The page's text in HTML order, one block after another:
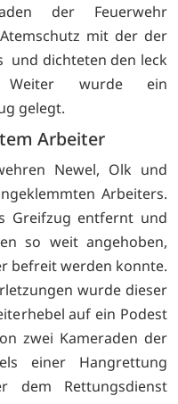
der Feuerwehr
mit der der
und dichteten den leck
Weiter wurde ein
gelegt.
Arbeiter
Newel, Olk und
Arbeiters.
Greifzug entfernt und
so weit angehoben,
befreit werden konnte.
wurde dieser
auf ein Podest
zwei Kameraden der
einer Hangrettung
dem Rettungsdienst